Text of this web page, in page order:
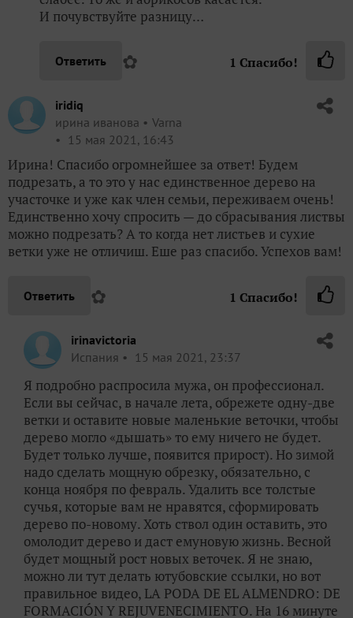
И почувствуйте разницу…
Ответить ✿ 1 Спасибо!
iridiq
ирина иванова
Varna
15 мая 2021, 16:43
Ирина! Спасибо огромнейшее за ответ! Будем
подрезать, а то это у нас единственное дерево на
участочке и уже как член семьи, переживаем очень!
Единственно хочу спросить — до сбрасывания листвы
можно подрезать? А то когда нет листьев и сухие
ветки уже не отличиш. Еше раз спасибо. Успехов вам!
Ответить ✿ 1 Спасибо!
irinavictoria
Испания
15 мая 2021, 23:37
Я подробно распросила мужа, он профессионал.
Если вы сейчас, в начале лета, обрежете одну-две
ветки и оставите новые маленькие веточки, чтобы
дерево могло «дышать» то ему ничего не будет.
Будет только лучше, появится прирост). Но зимой
надо сделать мощную обрезку, обязательно, с
конца ноября по февраль. Удалить все толстые
сучья, которые вам не нравятся, сформировать
дерево по-новому. Хоть ствол один оставить, это
омолодит дерево и даст емуновую жизнь. Весной
будет мощный рост новых веточек. Я не знаю,
можно ли тут делать ютубовские ссылки, но вот
правильное видео, LA PODA DE EL ALMENDRO: DE
FORMACIÓN Y REJUVENECIMIENTO. На 16 минуте